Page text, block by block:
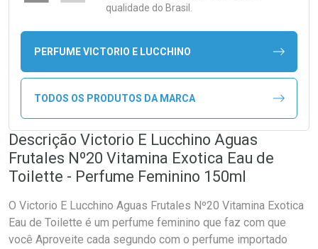
qualidade do Brasil.
PERFUME VICTORIO E LUCCHINO
TODOS OS PRODUTOS DA MARCA
Descrição Victorio E Lucchino Aguas
Frutales Nº20 Vitamina Exotica Eau de
Toilette - Perfume Feminino 150ml
O Victorio E Lucchino Aguas Frutales Nº20 Vitamina Exotica
Eau de Toilette é um perfume feminino que faz com que
você Aproveite cada segundo com o perfume importado